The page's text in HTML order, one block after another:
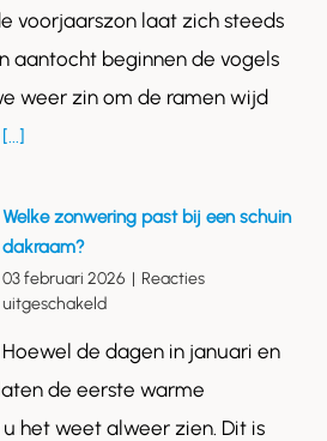
voor
dakraam:
in
de
voorjaarszon laat zich steeds
aantocht beginnen de vogels
weer zin om de ramen wijd
[...]
Welke zonwering past bij een schuin
dakraam?
03 februari 2026 | Reacties
uitgeschakeld
zonwering
past
bij
een
Hoewel de dagen in januari en
de eerste warme
het weet alweer zien. Dit is